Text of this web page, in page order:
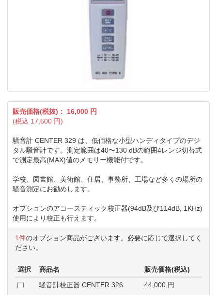
販売価格(税抜)： 16,000 円
(税込 17,600 円)
騒音計 CENTER 329 は、低価格な小型ハンディタイプのデジ
タル騒音計です。測定範囲は40〜130 dBの範囲4レンジ切替式
で測定最高(MAX)値のメモリー機能付です。
学校、図書館、美術館、住居、事務所、工場など多くの場所の
騒音測定にお勧めします。
オプションのアコースティック校正器(94dB及び114dB, 1KHz)
使用により校正も行えます。
1件のオプション商品がございます。必要に応じて選択してく
ださい。
選択 商品名
販売価格(税込)
騒音計校正器 CENTER 326
44,000 円